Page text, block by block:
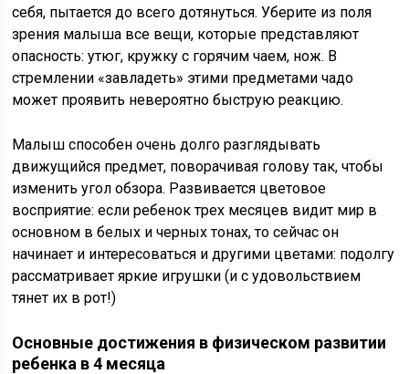
себя, пытается до всего дотянуться. Уберите из поля
зрения малыша все вещи, которые представляют
опасность: утюг, кружку с горячим чаем, нож. В
стремлении «завладеть» этими предметами чадо
может проявить невероятно быструю реакцию.
Малыш способен очень долго разглядывать
движущийся предмет, поворачивая голову так, чтобы
изменить угол обзора. Развивается цветовое
восприятие: если ребенок трех месяцев видит мир в
основном в белых и черных тонах, то сейчас он
начинает и интересоваться и другими цветами: подолгу
рассматривает яркие игрушки (и с удовольствием
тянет их в рот!)
Основные достижения в физическом развитии
ребенка в 4 месяца